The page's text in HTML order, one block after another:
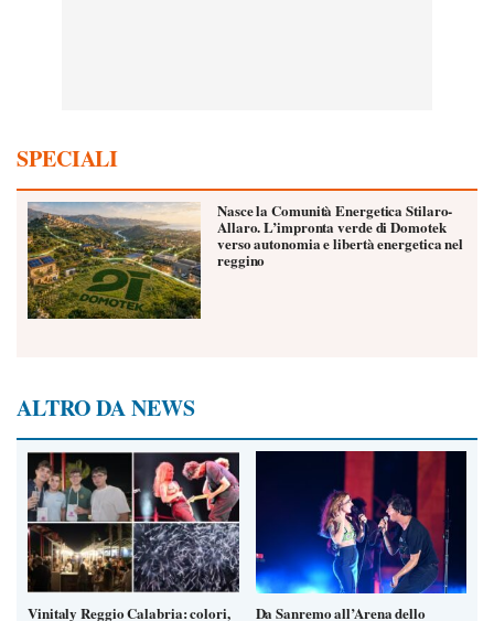
SPECIALI
Nasce la Comunità Energetica Stilaro-
Allaro. L’impronta verde di Domotek
verso autonomia e libertà energetica nel
reggino
ALTRO DA NEWS
Vinitaly Reggio Calabria: colori, Da Sanremo all’Arena dello